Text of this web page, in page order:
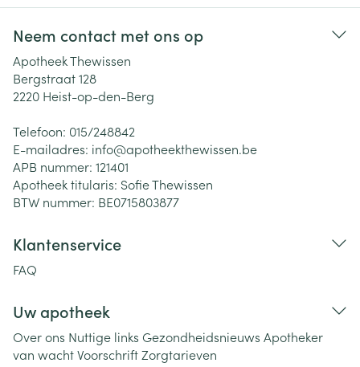
Neem contact met ons op
Apotheek Thewissen
Bergstraat 128
2220 Heist-op-den-Berg
Telefoon: 015/248842
E-mailadres: info@apotheekthewissen.be
APB nummer: 121401
Apotheek titularis: Sofie Thewissen
BTW nummer: BE0715803877
Klantenservice
FAQ
Uw apotheek
Over ons Nuttige links Gezondheidsnieuws Apotheker
van wachtVoorschriftZorgtarieven